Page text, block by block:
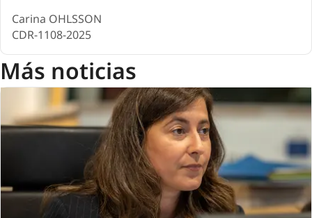
Carina OHLSSON
CDR-1108-2025
Más noticias